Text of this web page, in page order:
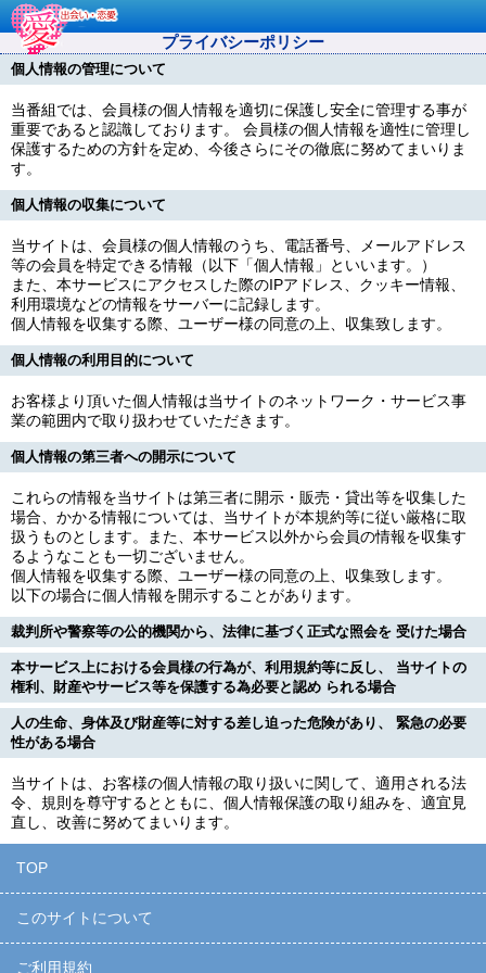
プライバシーポリシー
個人情報の管理について
当番組では、会員様の個人情報を適切に保護し安全に管理する事が
重要であると認識しております。 会員様の個人情報を適性に管理し
保護するための方針を定め、今後さらにその徹底に努めてまいりま
す。
個人情報の収集について
当サイトは、会員様の個人情報のうち、電話番号、メールアドレス
等の会員を特定できる情報（以下「個人情報」といいます。）
また、本サービスにアクセスした際のIPアドレス、クッキー情報、
利用環境などの情報をサーバーに記録します。
個人情報を収集する際、ユーザー様の同意の上、収集致します。
個人情報の利用目的について
お客様より頂いた個人情報は当サイトのネットワーク・サービス事
業の範囲内で取り扱わせていただきます。
個人情報の第三者への開示について
これらの情報を当サイトは第三者に開示・販売・貸出等を収集した
場合、かかる情報については、当サイトが本規約等に従い厳格に取
扱うものとします。また、本サービス以外から会員の情報を収集す
るようなことも一切ございません。
個人情報を収集する際、ユーザー様の同意の上、収集致します。
以下の場合に個人情報を開示することがあります。
裁判所や警察等の公的機関から、法律に基づく正式な照会を 受けた場合
本サービス上における会員様の行為が、利用規約等に反し、 当サイトの
権利、財産やサービス等を保護する為必要と認め られる場合
人の生命、身体及び財産等に対する差し迫った危険があり、 緊急の必要
性がある場合
当サイトは、お客様の個人情報の取り扱いに関して、適用される法
令、規則を尊守するとともに、個人情報保護の取り組みを、適宜見
直し、改善に努めてまいります。
TOP
このサイトについて
ご利用規約